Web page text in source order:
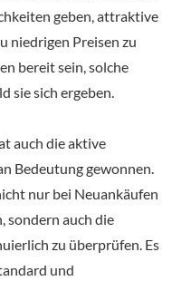
geben, attraktive
niedrigen Preisen zu
bereit sein, solche
sie sich ergeben.
auch die aktive
Bedeutung gewonnen.
nur bei Neuankäufen
sondern auch die
zu überprüfen. Es
und